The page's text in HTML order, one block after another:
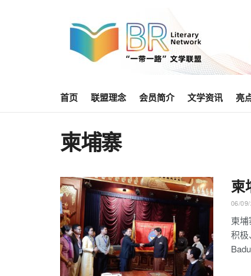
首页 联盟理念 会员简介 文学资讯 亮
柬埔寨
柬
06/09/
柬
积极